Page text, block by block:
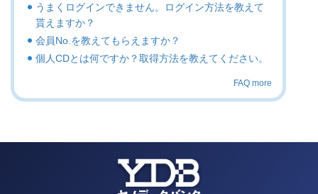
うまくログインできません。ログイン方法を教えて
貰えますか？
会員No.を教えてもらえますか？
個人CDとは何ですか？取得方法を教えてください。
FAQ more